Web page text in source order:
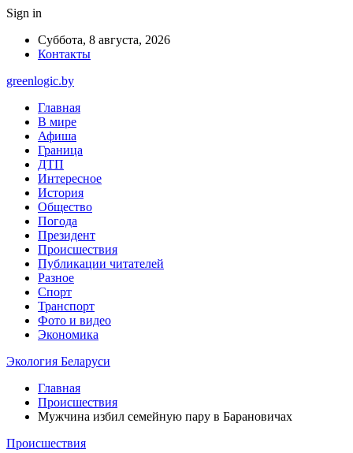
Sign in
Суббота, 8 августа, 2026
Контакты
greenlogic.by
Главная
В мире
Афиша
Граница
ДТП
Интересное
История
Общество
Погода
Президент
Происшествия
Публикации читателей
Разное
Спорт
Транспорт
Фото и видео
Экономика
Экология Беларуси
Главная
Происшествия
Мужчина избил семейную пару в Барановичах
Происшествия